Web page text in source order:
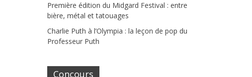
Première édition du Midgard Festival : entre
bière, métal et tatouages
Charlie Puth à l’Olympia : la leçon de pop du
Professeur Puth
Concours